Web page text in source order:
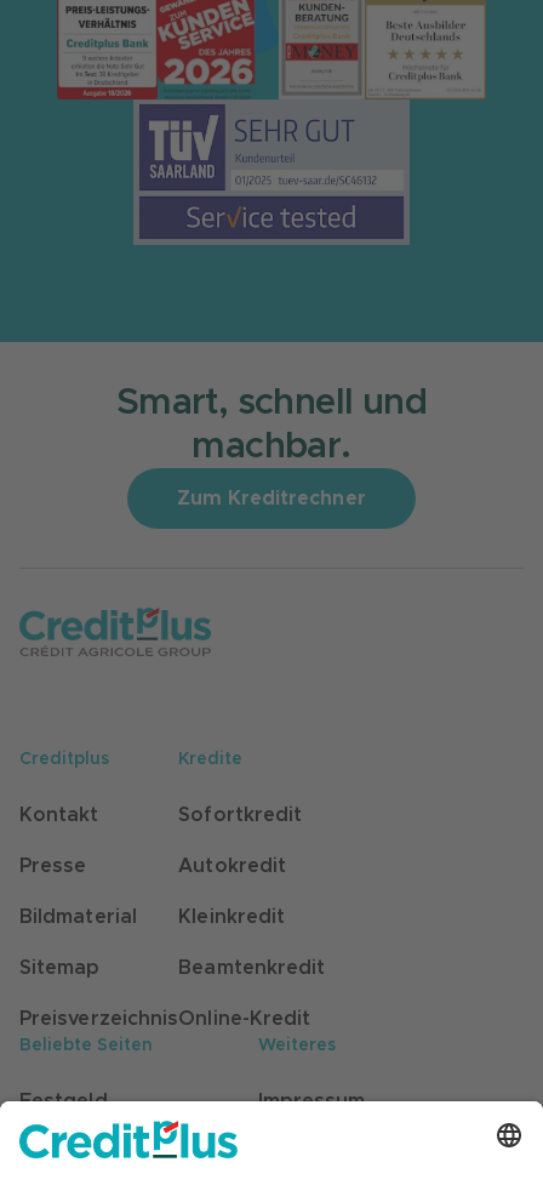
Smart, schnell und
machbar.
Zum Kreditrechner
Creditplus
Kontakt
Presse
Bildmaterial
Sitemap
Preisverzeichnis
Kredite
Sofortkredit
Autokredit
Kleinkredit
Beamtenkredit
Online-Kredit
Beliebte Seiten
Festgeld
Kunden werben Kunden
Weiteres
Impressum